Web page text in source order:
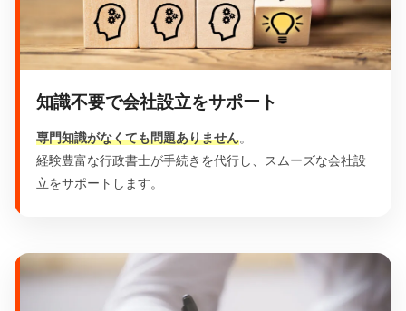
知識不要で会社設立をサポート
専門知識がなくても問題ありません。
経験豊富な行政書士が手続きを代行し、スムーズな会社設
立をサポートします。